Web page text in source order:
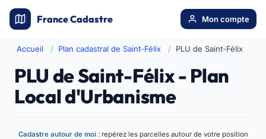
France Cadastre Mon compte
Accueil Plan cadastral de Saint-Félix PLU de Saint-Félix
PLU de Saint-Félix - Plan
Local d'Urbanisme
Cadastre autour de moi: repérez les parcelles autour de votre position